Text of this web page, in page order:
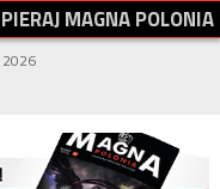
PIERAJMAGNAPOLONIA